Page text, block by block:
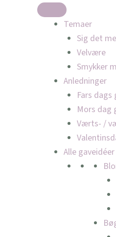
Temaer
Sig det
Velvære
Smykker
Anledninger
Fars dags
Mors dag
Værts- /
Alle gaveidéer